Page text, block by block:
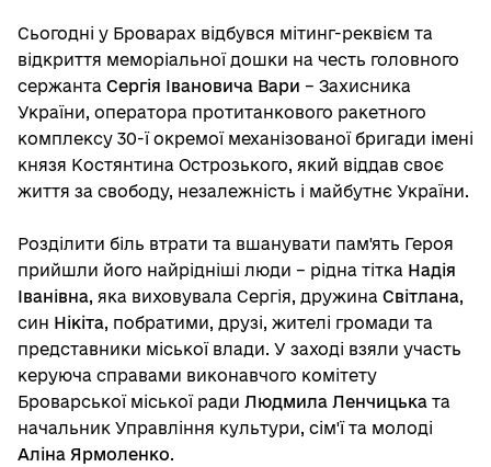
Сьогодні у Броварах відбувся мітинг-реквієм та
відкриття меморіальної дошки на честь головного
сержанта Сергія Івановича Вари – Захисника
України, оператора протитанкового ракетного
комплексу 30-ї окремої механізованої бригади імені
князя Костянтина Острозького, який віддав своє
життя за свободу, незалежність і майбутнє України.
Розділити біль втрати та вшанувати пам'ять Героя
прийшли його найрідніші люди – рідна тітка Надія
Іванівна, яка виховувала Сергія, дружина Світлана,
син Нікіта, побратими, друзі, жителі громади та
представники міської влади. У заході взяли участь
керуюча справами виконавчого комітету
Броварської міської ради Людмила Ленчицька та
начальник Управління культури, сім'ї та молоді
Аліна Ярмоленко.